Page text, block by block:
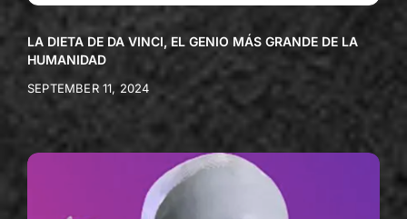
LA DIETA DE DA VINCI, EL GENIO MÁS GRANDE DE LA
HUMANIDAD
SEPTEMBER 11, 2024